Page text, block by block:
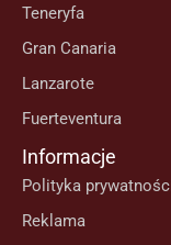
Teneryfa
Gran Canaria
Lanzarote
Fuerteventura
Informacje
Polityka
Reklama